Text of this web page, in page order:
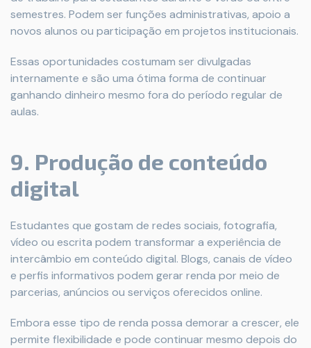
semestres. Podem ser funções administrativas, apoio a
novos alunos ou participação em projetos institucionais.
Essas oportunidades costumam ser divulgadas
internamente e são uma ótima forma de continuar
ganhando dinheiro mesmo fora do período regular de
aulas.
9. Produção de conteúdo
digital
Estudantes que gostam de redes sociais, fotografia,
vídeo ou escrita podem transformar a experiência de
intercâmbio em conteúdo digital. Blogs, canais de vídeo
e perfis informativos podem gerar renda por meio de
parcerias, anúncios ou serviços oferecidos online.
Embora esse tipo de renda possa demorar a crescer, ele
permite flexibilidade e pode continuar mesmo depois do